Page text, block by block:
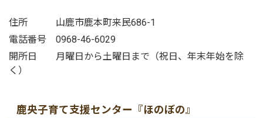
住所 山鹿市鹿本町来民686-1
電話番号 0968-46-6029
開所日 月曜日から土曜日まで（祝日、年末年始を除
く）
鹿央子育て支援センター『ほのぼの』